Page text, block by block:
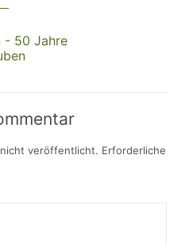
- 50 Jahre
veröffentlicht. Erforderliche